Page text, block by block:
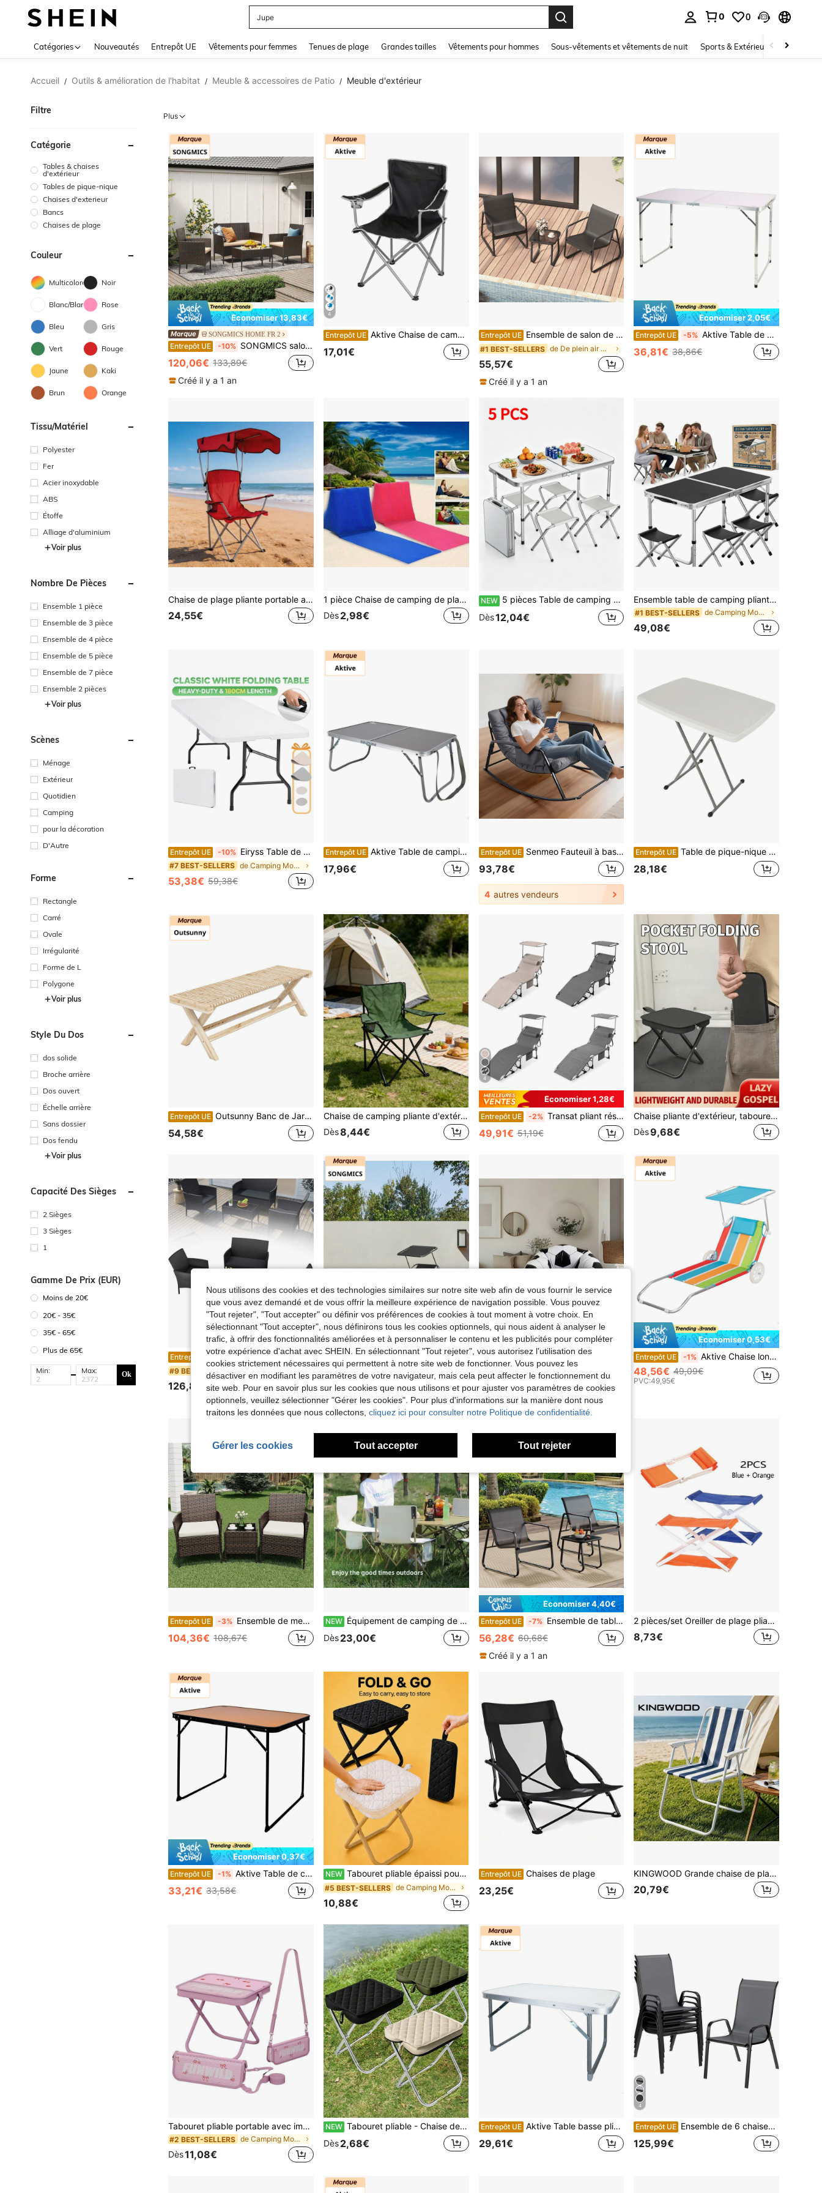
Jupe
0 0
Catégories Nouveautés Entrepôt UE Vêtements pour femmes Tenues de plage Grandes tailles Vêtements pour hommes Sous-vêtements et vêtements de nuit Sports & Extérieur Enfants
Accueil / Outils & amélioration de l'habitat / Meuble & accessoires de Patio / Meuble d'extérieur
Filtre
Catégorie
Tables & chaises
d'extérieur
Tables de pique-nique
Chaises d'exterieur
Bancs
Chaises de plage
Couleur
Multicolore Noir
Blanc/Blanche Rose
Bleu Gris
Vert Rouge
Jaune Kaki
Brun Orange
Tissu/matériel
Polyester
Fer
Acier inoxydable
ABS
Étoffe
Alliage d'aluminium
Voir plus
Nombre De Pièces
Ensemble 1 pièce
Ensemble de 3 pièce
Ensemble de 4 pièce
Ensemble de 5 pièce
Ensemble de 7 pièce
Ensemble 2 pièces
Voir plus
Scènes
Ménage
Extérieur
Quotidien
Camping
pour la décoration
D'Autre
Forme
Rectangle
Carré
Ovale
Irrégularité
Forme de L
Polygone
Voir plus
Style Du Dos
dos solide
Broche arrière
Dos ouvert
Échelle arrière
Sans dossier
Dos fendu
Voir plus
Capacité Des Sièges
2 Sièges
3 Sièges
1
Gamme De Prix (EUR)
Moins de 20€
20€ - 35€
35€ - 65€
Plus de 65€
Min: Max: Ok
Plus
Économiser 13,83€
SONGMICS HOME FR 2
Entrepôt UE -10% SONGMICS salon de jardin extérieur, ensemble de mobilier, surface tressée en pe, table et chaises, pour terrasse, jardin, balcon, marron et taupe
120,06€ 133,89€
Créé il y a 1 an
4
Entrepôt UE Aktive Chaise de camping pliante portable, structure en acier, siège en polyester, système anti-roulis, légère et compacte, avec porte-gobelet, bleu
17,01€
Entrepôt UE Ensemble de salon de jardin 3 pièces, en tissu respirant avec pieds réglables, robuste et durable, idéal pour le jardin ou la piscine, noir.
#1 BEST-SELLERS de De plein air Mobilier d'extérieur
55,57€
Créé il y a 1 an
Économiser 2,05€
Entrepôt UE -5% Aktive Table de camping pliante réglable en hauteur et antidérapante mauve
36,81€ 38,86€
Chaise de plage pliante portable avec porte-gobelet et dossier, idéale pour le camping, les pique-niques, les barbecues et la pêche.
24,55€
1 pièce Chaise de camping de plage légère et confortable, chaise de loisirs pour une personne, convient pour le jardin, le parc, le camping en plein air, le pique-nique, la maison et d'autres scénarios multiples. Conception pliable et portable, pratique pour le rangement et le transport, peut également être utilisée comme chaise de camping pliable à sac à dos, chaise de loisirs pour pique-nique à la maison
Dès2,98€
NEW 5 pièces Table de camping portable en aluminium comprenant 4 tabourets, pliable pour le rangement, légère et durable, hauteur réglable, ensemble de table et chaise de camping pliables, table de pique-nique de style valise pour l'extérieur, convient pour les voyages, la plage et les barbecues dans le jardin
Dès12,04€
Ensemble table de camping pliante 5 en 1 et 4 chaises, mobilier de pique-nique portable, hauteur réglable de 55 à 70 cm, grande taille (120 x 60 cm), structure en aluminium, plateau en MDF, format valise pliable, idéal pour le jardin, la terrasse, le balcon, la pêche, les voyages, le camping, les barbecues et la plage.
#1 BEST-SELLERS de Camping Mobilier d'extérieur
49,08€
Entrepôt UE -10% Eiryss Table de Jardin Pliable 180x74cm, Table d'Extérieur pour 6 Personnes, Blanc avec Plateau en Plastique et Cadre en Métal, Charge Maximale 150 kg, Table Buffet pour Terrasse, Balcon
#7 BEST-SELLERS de Camping Mobilier d'extérieur
53,38€ 59,38€
Entrepôt UE Aktive Table de camping pliante anthracite avec poignées de transport
17,96€
Entrepôt UE Senmeo Fauteuil à bascule d'extérieur avec une capacité de charge de 158,76 kg - Cadre en acier renforcé et coussin de confort de 9,91 cm, assemblage sans outil en 20 minutes (pratique pour le mobilier de jardin/la terrasse/le camping)
93,78€
4 autres vendeurs
Entrepôt UE Table de pique-nique pliante et carrée pour 4 personnes, idéale pour lire, pique-niquer, travailler ou manger, blanche.
28,18€
Entrepôt UE Outsunny Banc de Jardin en Bois massif, Banquette de Jardin avec Assise à Lattes Effet Bois, Sans Dossier, pour Patio, Balcon, Parc, Capacité 240 kg, 140 x 40 x 43 cm, effet Bois Naturel
54,58€
Chaise de camping pliante d'extérieur, plusieurs couleurs disponibles, portable et facile à ranger, avec un design de poche pour gobelet, support de charge stable, dossier et accoudoirs confortables, un incontournable pour les pique-niques et le camping.
Dès8,44€
4
Économiser 1,28€
Entrepôt UE -2% Transat pliant résistant aux intempéries, avec parasol et réglable, idéal pour le jardin, la plage, la terrasse et le camping.
49,91€ 51,19€
Chaise pliante d'extérieur, tabouret portable, convient pour le camping, les voyages, les vacances et la pêche, avec un petit tabouret à fermeture éclair réglable
Dès9,68€
Entrepôt UE Ensemble de mobilier de jardin 4 pièces pour terrasse, balcon et patio : canapé en rotin avec coussins et table basse en verre, style moderne.
#9 BEST-SELLERS
126,89€
Économiser 4,21€
SONGMICS HOME FR 2
Entrepôt UE -8% SONGMICS Bain de Soleil, Chaise Longue Pliable, Transat, 193 x 53 x 29 cm, Capacité 150 kg, Pare-Soleil, Dossier Inclinable, Jardin, Piscine, Terrasse, Rouge/ Bleu/ Noir/ Taupe/ Grège
45,10€ 49,31€
Créé il y a 1 an
Dès 5,08€
Économiser 0,53€
Entrepôt UE -1% Aktive Chaise longue de plage 2 en 1 avec coussin rembourré et parasol
48,56€ 49,09€
PVC:49,95€
Entrepôt UE -3% Ensemble de meubles de jardin 3 pièces, avec chaises en rotin, table en verre et coussins pour porche, balcon, jardin, piscine, marron et beige
104,36€ 108,67€
NEW Équipement de camping de voyage Chaise pliante Chaise pliante d'extérieur Ensemble de table et chaise portables Combinaison
Dès23,00€
Économiser 4,40€
Entrepôt UE -7% Ensemble de table et chaises d'extérieur 3 pièces avec deux chaises et une table carrée, ensemble de meubles de patio avec cadre en métal et table en verre pour plantes ornementales sur balcon, ensemble de table et chaises de bistrot pour bord de piscine, balcon
56,28€ 60,68€
Créé il y a 1 an
2 pièces/set Oreiller de plage pliable portable, coussin de camping compact pour les loisirs, facile à ranger, peut être utilisé comme appui-tête ou petit dossier pour le camping en plein air et la détente à la plage, prêt à l'emploi, rangement pratique, grande praticité et portabilité, convient aux scènes de loisirs et de divertissement
8,73€
Économiser 0,37€
Entrepôt UE -1% Aktive Table de camping pliante en bambou avec poignée de transport
33,21€ 33,58€
NEW Tabouret pliable épaissi pour l'extérieur, tabouret pliable pour train à grande vitesse, léger et facile à transporter, petit tabouret style porte-crayon, camping, pêche, peinture, camping en plein air, pique-nique, trajets quotidiens, accessoire de voyage essentiel
#5 BEST-SELLERS de Camping Mobilier d'extérieur
10,88€
Entrepôt UE Chaises de plage
23,25€
KINGWOOD Grande chaise de plage pliable portable, cadre en acier léger, design rayé bleu et blanc, pliable et pratique, convient pour la plage, la piscine, le camping, les loisirs en plein air, les meubles de bord de piscine, design rayé classique, structure robuste
20,79€
Tabouret pliable portable avec imprimé cerise et sangle d'épaule, chaise de camping légère pour l'extérieur, siège de pêche pliable, convient pour la randonnée et le pique-nique, cadeau idéal
#2 BEST-SELLERS de Camping Mobilier d'extérieur
Dès11,08€
NEW Tabouret pliable - Chaise de loisirs extérieure portable et pliable, tabouret pliable style sac à main, tabouret de pêche et de camping, petit tabouret extérieur portable, tabouret de camping et de pêche, tabouret d'attente de file, convient pour les loisirs et les divertissements extérieurs, léger et durable, prêt à l'emploi, outil de rangement multi-scénarios.
Dès2,68€
Entrepôt UE Aktive Table basse pliante blanche
29,61€
4
Entrepôt UE Ensemble de 6 chaises de jardin empilables en textilène, style camping, avec dossier haut, structure en acier et textilène, charge maximale de 150 kg, dimensions : 54 x 69 x 93 cm.
125,99€
Nous utilisons des cookies et des technologies similaires sur notre site web afin de vous fournir le service
que vous avez demandé et de vous offrir la meilleure expérience de navigation possible. Vous pouvez
"Tout rejeter", "Tout accepter" ou définir vos préférences de cookies à tout moment à votre choix. En
sélectionnant "Tout accepter", nous définirons tous les cookies optionnels, qui nous aident à analyser le
trafic, à offrir des fonctionnalités améliorées et à personnaliser le contenu et les publicités pour compléter
votre expérience d'achat avec SHEIN. En sélectionnant "Tout rejeter", vous autorisez l'utilisation des
cookies strictement nécessaires qui permettent à notre site web de fonctionner. Vous pouvez les
désactiver en modifiant les paramètres de votre navigateur, mais cela peut affecter le fonctionnement du
site web. Pour en savoir plus sur les cookies que nous utilisons et pour ajuster vos paramètres de cookies
optionnels, veuillez sélectionner "Gérer les cookies". Pour plus d'informations sur la manière dont nous
traitons les données que nous collectons, cliquez ici pour consulter notre Politique de confidentialité.
Gérer les cookies Tout accepter Tout rejeter